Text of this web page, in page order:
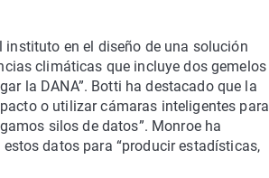
instituto en el diseño de una solución
climáticas que incluye dos gemelos
la DANA”. Botti ha destacado que la
o utilizar cámaras inteligentes para
silos de datos”. Monroe ha
datos para “producir estadísticas,